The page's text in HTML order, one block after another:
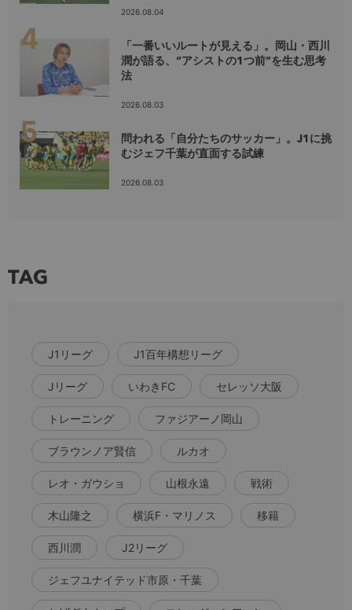
2026.08.04
「一番いいルートが見える」。岡山・西川
潤が語る、“アシストの1つ前”を生む思考
法
2026.08.03
問われる「自分たちのサッカー」。J1に挑
むジェフ千葉が直面する試練
2026.08.03
TAG
J1リーグ J1百年構想リーグ
Jリーグ いわきFC セレッソ大阪
トレーニング ファジアーノ岡山
ブラウンノア賢信 ルカオ
レオ・ガウショ 山根永遠 戦術
木山隆之 横浜F・マリノス 移籍
西川潤 J2リーグ
ジェフユナイテッド市原・千葉